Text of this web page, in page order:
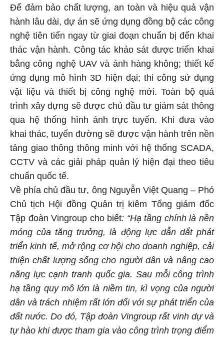
Để đảm bảo chất lượng, an toàn và hiệu quả vận
hành lâu dài, dự án sẽ ứng dụng đồng bộ các công
nghệ tiên tiến ngay từ giai đoạn chuẩn bị đến khai
thác vận hành. Công tác khảo sát được triển khai
bằng công nghệ UAV và ảnh hàng không; thiết kế
ứng dụng mô hình 3D hiện đại; thi công sử dụng
vật liệu và thiết bị công nghệ mới. Toàn bộ quá
trình xây dựng sẽ được chủ đầu tư giám sát thông
qua hệ thống hình ảnh trực tuyến. Khi đưa vào
khai thác, tuyến đường sẽ được vận hành trên nền
tảng giao thông thông minh với hệ thống SCADA,
CCTV và các giải pháp quản lý hiện đại theo tiêu
chuẩn quốc tế.
Về phía chủ đầu tư, ông Nguyễn Việt Quang – Phó
Chủ tịch Hội đồng Quản trị kiêm Tổng giám đốc
Tập đoàn Vingroup cho biết: “Hạ tầng chính là nền
móng của tăng trưởng, là động lực dẫn dắt phát
triển kinh tế, mở rộng cơ hội cho doanh nghiệp, cải
thiện chất lượng sống cho người dân và nâng cao
năng lực cạnh tranh quốc gia. Sau mỗi công trình
hạ tầng quy mô lớn là niềm tin, kì vọng của người
dân và trách nhiệm rất lớn đối với sự phát triển của
đất nước. Do đó, Tập đoàn Vingroup rất vinh dự và
tự hào khi được tham gia vào công trình trọng điểm